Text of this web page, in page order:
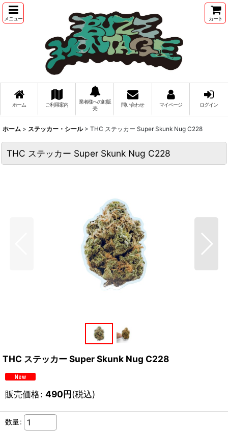
メニュー カート
ホーム ご利用案内
業者様への卸販
売
問い合わせ マイページ ログイン
ホーム > ステッカー・シール > THC ステッカー Super Skunk Nug C228
THC ステッカー Super Skunk Nug C228
THC ステッカー Super Skunk Nug C228
販売価格: 490円(税込)
数量: